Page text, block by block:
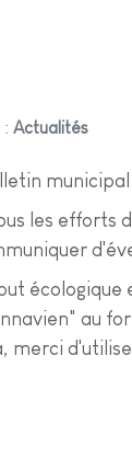
: Actualités
les efforts
au
merci